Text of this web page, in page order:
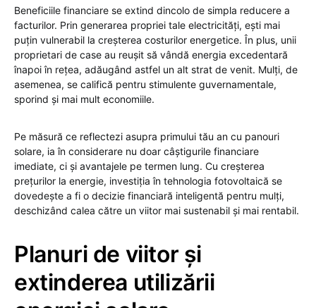
Beneficiile financiare se extind dincolo de simpla reducere a
facturilor. Prin generarea propriei tale electricități, ești mai
puțin vulnerabil la creșterea costurilor energetice. În plus, unii
proprietari de case au reușit să vândă energia excedentară
înapoi în rețea, adăugând astfel un alt strat de venit. Mulți, de
asemenea, se califică pentru stimulente guvernamentale,
sporind și mai mult economiile.
Pe măsură ce reflectezi asupra primului tău an cu panouri
solare, ia în considerare nu doar câștigurile financiare
imediate, ci și avantajele pe termen lung. Cu creșterea
prețurilor la energie, investiția în tehnologia fotovoltaică se
dovedește a fi o decizie financiară inteligentă pentru mulți,
deschizând calea către un viitor mai sustenabil și mai rentabil.
Planuri de viitor și
extinderea utilizării